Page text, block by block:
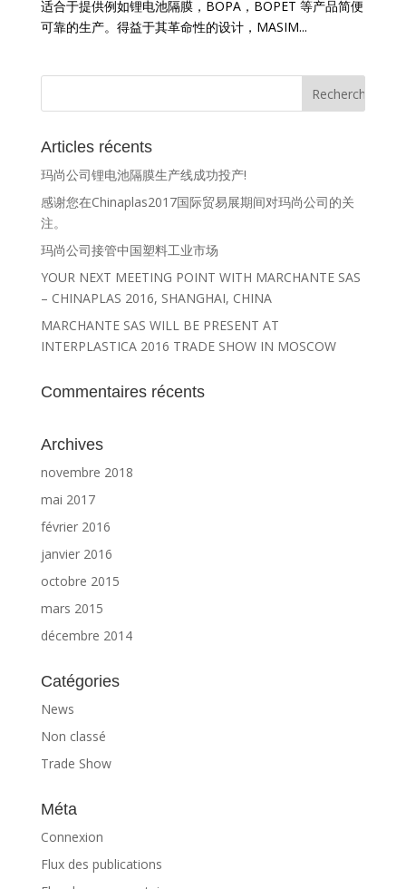
适合于提供例如锂电池隔膜，BOPA，BOPET 等产品简便
可靠的生产。得益于其革命性的设计，MASIM...
Articles récents
玛尚公司锂电池隔膜生产线成功投产!
感谢您在Chinaplas2017国际贸易展期间对玛尚公司的关
注。
玛尚公司接管中国塑料工业市场
YOUR NEXT MEETING POINT WITH MARCHANTE SAS
– CHINAPLAS 2016, SHANGHAI, CHINA
MARCHANTE SAS WILL BE PRESENT AT
INTERPLASTICA 2016 TRADE SHOW IN MOSCOW
Commentaires récents
Archives
novembre 2018
mai 2017
février 2016
janvier 2016
octobre 2015
mars 2015
décembre 2014
Catégories
News
Non classé
Trade Show
Méta
Connexion
Flux des publications